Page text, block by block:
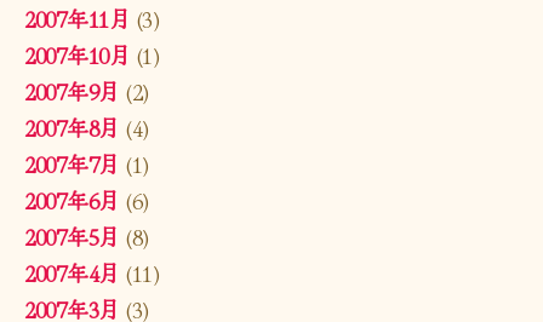
2007年11月 (3)
2007年10月 (1)
2007年9月 (2)
2007年8月 (4)
2007年7月 (1)
2007年6月 (6)
2007年5月 (8)
2007年4月 (11)
2007年3月 (3)